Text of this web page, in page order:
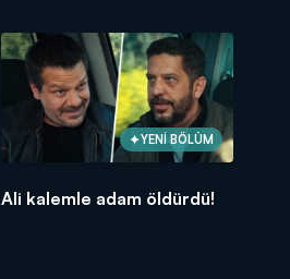
YENİ BÖLÜM
Ali kalemle adam öldürdü!